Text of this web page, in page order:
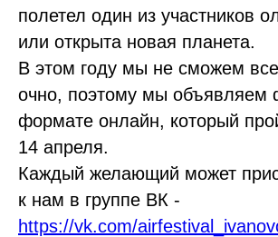
полетел один из участников
или открыта новая планета.
В этом году мы не сможем
очно, поэтому мы объявляем
формате онлайн, который
14 апреля.
Каждый желающий может
к нам в группе ВК -
https://vk.com/